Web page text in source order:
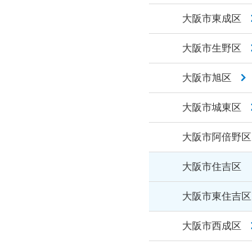
大阪市東成区
大阪市生野区
大阪市旭区
大阪市城東区
大阪市阿倍野区
大阪市住吉区
大阪市東住吉区
大阪市西成区